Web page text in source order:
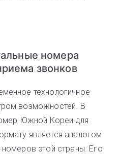
номера
звонков
технологичное
возможностей. В
Южной Кореи для
является аналогом
этой страны. Его